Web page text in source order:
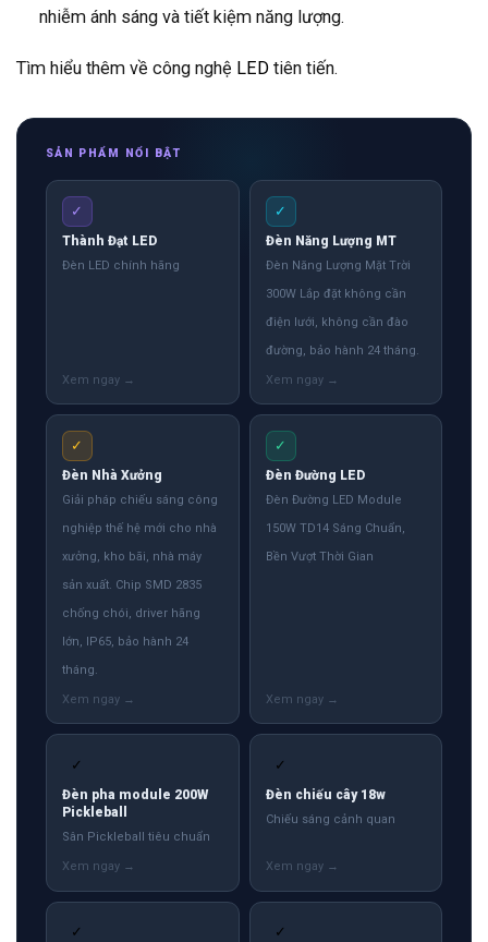
nhiễm ánh sáng và tiết kiệm năng lượng.
Tìm hiểu thêm về công nghệ LED tiên tiến.
SẢN PHẨM NỔI BẬT
✓
Thành Đạt LED
Đèn LED chính hãng
✓
Đèn Năng Lượng MT
Đèn Năng Lượng Mặt Trời
300W Lắp đặt không cần
điện lưới, không cần đào
đường, bảo hành 24 tháng.
✓
Đèn Nhà Xưởng
Giải pháp chiếu sáng công
nghiệp thế hệ mới cho nhà
xưởng, kho bãi, nhà máy
sản xuất. Chip SMD 2835
chống chói, driver hãng
lớn, IP65, bảo hành 24
tháng.
✓
Đèn Đường LED
Đèn Đường LED Module
150W TD14 Sáng Chuẩn,
Bền Vượt Thời Gian
✓
Đèn pha module 200W
Pickleball
Sân Pickleball tiêu chuẩn
✓
Đèn chiếu cây 18w
Chiếu sáng cảnh quan
✓ ✓